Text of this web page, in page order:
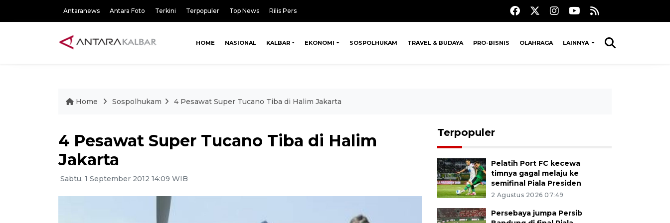
Antaranews Antara Foto Terkini Terpopuler Top News Rilis Pers
HOME NASIONAL KALBAR EKONOMI SOSPOLHUKAM TRAVEL & BUDAYA PRO-BISNIS OLAHRAGA LAINNYA
Home Sospolhukam 4 Pesawat Super Tucano Tiba di Halim Jakarta
4 Pesawat Super Tucano Tiba di Halim
Jakarta
Sabtu, 1 September 2012 14:09 WIB
Terpopuler
Pelatih Port FC kecewa
timnya gagal melaju ke
semifinal Piala Presiden
2 Agustus 2026 07:49
Persebaya jumpa Persib